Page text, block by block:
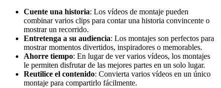
Cuente una historia: Los vídeos de montaje pueden
combinar varios clips para contar una historia convincente o
mostrar un recorrido.
Entretenga a su audiencia: Los montajes son perfectos para
mostrar momentos divertidos, inspiradores o memorables.
Ahorre tiempo: En lugar de ver varios vídeos, los montajes
le permiten disfrutar de las mejores partes en un solo lugar.
Reutilice el contenido: Convierta varios vídeos en un único
montaje para compartirlo fácilmente.